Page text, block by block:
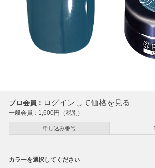
プロ会員： ログインして価格を見る
一般会員： 1,600円（税別）
申し込み番号
カラーを選択してください